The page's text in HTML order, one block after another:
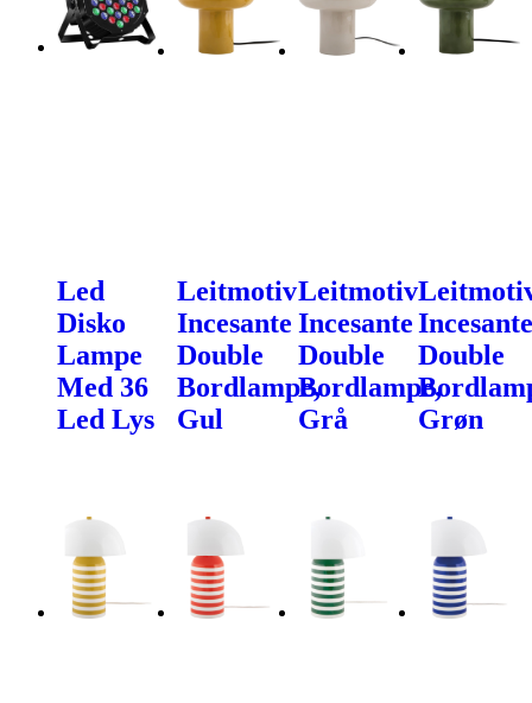
Led
Disko
Lampe
Med 36
Led Lys
Leitmotiv
Incesante
Double
Bordlampe,
Gul
Leitmotiv
Incesante
Double
Bordlampe,
Grå
Incesante
Double
Grøn